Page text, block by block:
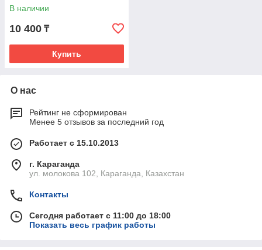
В наличии
10 400 ₸
Купить
О нас
Рейтинг не сформирован
Менее 5 отзывов за последний год
Работает с 15.10.2013
г. Караганда
ул. молокова 102, Караганда, Казахстан
Контакты
Сегодня работает с 11:00 до 18:00
Показать весь график работы